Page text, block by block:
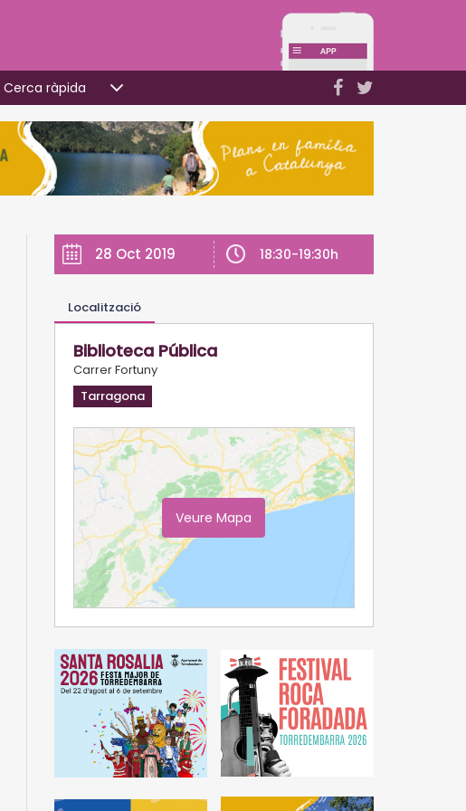
Cerca ràpida
28 Oct 2019 18:30-19:30h
Localització
Biblioteca Pública
Carrer Fortuny
Tarragona
Veure Mapa